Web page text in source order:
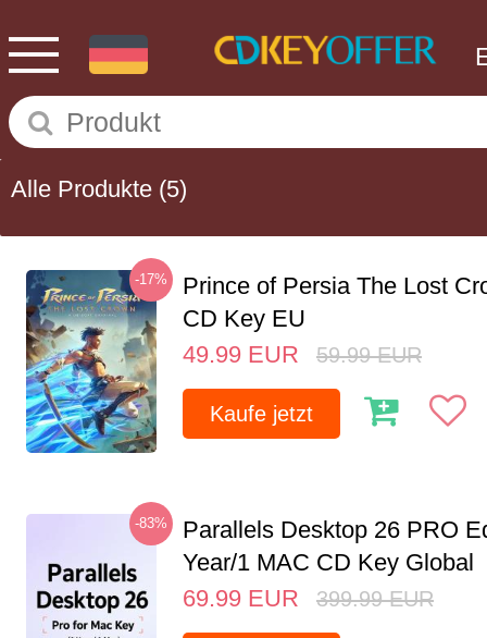
Alle Produkte (5)
-17%
Prince of Persia The Lost
CD Key EU
49.99 EUR 59.99 EUR
Kaufe jetzt
-83%
Parallels Desktop 26 PRO
Year/1 MAC CD Key Global
69.99 EUR 399.99 EUR